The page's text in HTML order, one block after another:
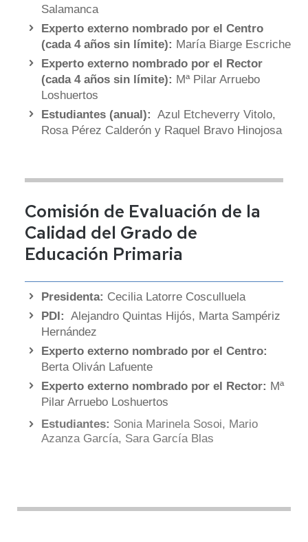
Salamanca
Experto externo nombrado por el Centro
(cada 4 años sin límite): María Biarge Escriche
Experto externo nombrado por el Rector
(cada 4 años sin límite): Mª Pilar Arruebo
Loshuertos
Estudiantes (anual): Azul Etcheverry Vitolo,
Rosa Pérez Calderón y Raquel Bravo Hinojosa
Comisión de Evaluación de la
Calidad del Grado de
Educación Primaria
Presidenta: Cecilia Latorre Cosculluela
PDI: Alejandro Quintas Hijós, Marta Sampériz
Hernández
Experto externo nombrado por el Centro:
Berta Oliván Lafuente
Experto externo nombrado por el Rector: Mª
Pilar Arruebo Loshuertos
Estudiantes: Sonia Marinela Sosoi, Mario
Azanza García, Sara García Blas